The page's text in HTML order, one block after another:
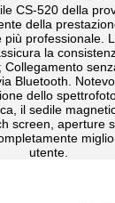
CS-520 della
della
più professionale.
la
Collegamento
Bluetooth.
dello
il sedile
screen, aperture
utente.